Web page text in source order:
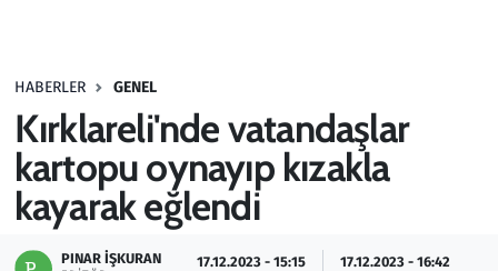
HABERLER GENEL
Kırklareli'nde vatandaşlar
kartopu oynayıp kızakla
kayarak eğlendi
PINAR İŞKURAN 17.12.2023 - 15:15 17.12.2023 - 16:42
Haber
Kültür Sanat
Kurumsal Haberler
Lezzet Durağı